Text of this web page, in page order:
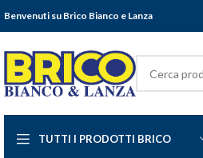
Benvenuti su Brico Bianco e Lanza
TUTTI I PRODOTTI BRICO